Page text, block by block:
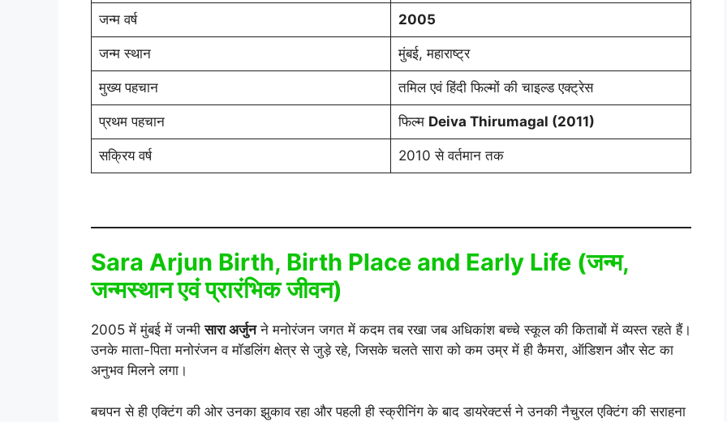
जन्म वर्ष 2005
जन्म स्थान मुंबई, महाराष्ट्र
मुख्य पहचान तमिल एवं हिंदी फिल्मों की चाइल्ड एक्ट्रेस
प्रथम पहचान फिल्म Deiva Thirumagal (2011)
सक्रिय वर्ष 2010 से वर्तमान तक
Sara Arjun Birth, Birth Place and Early Life (जन्म,
जन्मस्थान एवं प्रारंभिक जीवन)
2005 में मुंबई में जन्मीसारा अर्जुनने मनोरंजन जगत में कदम तब रखा जब अधिकांश बच्चे स्कूल की किताबों में व्यस्त रहते हैं।
उनके माता-पिता मनोरंजन व मॉडलिंग क्षेत्र से जुड़े रहे, जिसके चलते सारा को कम उम्र में ही कैमरा, ऑडिशन और सेट का
अनुभव मिलने लगा।
बचपन से ही एक्टिंग की ओर उनका झुकाव रहा और पहली ही स्क्रीनिंग के बाद डायरेक्टर्स ने उनकी नैचुरल एक्टिंग की सराहना